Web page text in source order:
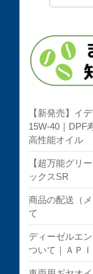
【新発売】イ
15W-40｜DPF
高性能オイル
【超万能グリ
ックスSR
商品の配送（
て
ディーゼルエ
ついて｜ＡＰ